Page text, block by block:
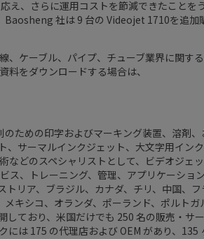
え、さらに運用コストを節減できたことを
社は 9 台の Videojet 1710を追加
、ケーブル、パイプ、チューブ業界に関す
をダウンロードする場合は、
ための印字およびマーキング装置、溶剤、
、サーマルインクジェット、大文字用イン
などのスペシャリストとして、ビデオジェ
ス、トレーニング、管理、アプリケーショ
リア、ブラジル、カナダ、チリ、中国、
キシコ、オランダ、ポーランド、ポルトガ
ており、米国だけでも 250 名の販売・サ
は 175 の代理店および OEM があり、135